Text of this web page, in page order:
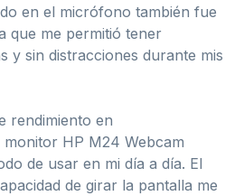
en el micrófono también fue
que me permitió tener
y sin distracciones durante mis
rendimiento en
HP M24 Webcam
de usar en mi día a día. El
de girar la pantalla me